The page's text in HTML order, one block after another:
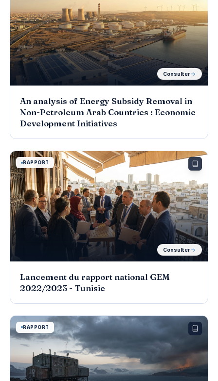
Consulter
An analysis of Energy Subsidy Removal in
Non-Petroleum Arab Countries : Economic
Development Initiatives
RAPPORT
Consulter
Lancement du rapport national GEM
2022/2023 - Tunisie
RAPPORT